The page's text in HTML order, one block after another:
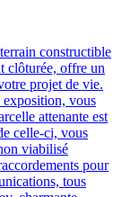
constructible
clôturée, offre un
projet de vie.
exposition, vous
attenante est
celle-ci, vous
viabilisé
pour
tous